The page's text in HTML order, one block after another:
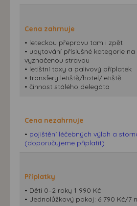
Cena zahrnuje
• leteckou přepravu tam i zpět
• ubytování příslušné kategorie na
vyznačenou stravou
• letištní taxy a palivový příplatek
• transfery letiště/hotel/letiště
• činnost stálého delegáta
Cena nezahrnuje
• pojištění léčebných výloh a
(doporučujeme připlatit)
Příplatky
• Děti 0–2 roky 1 990 Kč
• Jednolůžkový pokoj: 6 790 Kč/7